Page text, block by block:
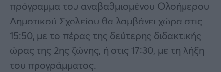
πρόγραμμα του αναβαθμισμένου Ολοήμερου
Δημοτικού Σχολείου θα λαμβάνει χώρα στις
15:50, με το πέρας της δεύτερης διδακτικής
ώρας της 2ης ζώνης, ή στις 17:30, με τη λήξη
του προγράμματος.